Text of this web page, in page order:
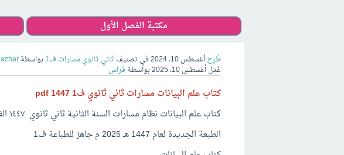
مكتبة الفصل الأول
طُرِحأغسطس 10، 2024 في تصنيف ثاني ثانوي مسارات ف1 بواسطةazhar
عُدلأغسطس 10، 2025 بواسطةفراس
كتاب علم البيانات مسارات ثاني ثانوي ف1 pdf 1447
كتاب علم البيانات نظام مسارات السنة الثانية ثاني ثانوي ١٤٤٧ الفصل الدراسي الأول
الطبعة الجديدة لعام 1447 هـ 2025 م جاهز للطباعة ف1